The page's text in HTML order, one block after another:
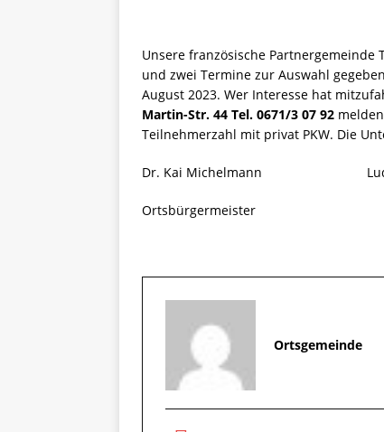
Unsere französische
und zwei Termine zur Auswahl
August 2023. Wer Interesse hat
Martin-Str. 44 Tel. 0671/3 07 92
Teilnehmerzahl mit privat PKW. Die
Dr. Kai Michelmann
Ortsbürgermeister
Ortsgemeinde